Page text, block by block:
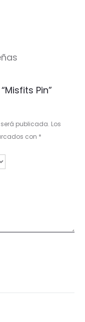
Pin”
publicada. Los
con *